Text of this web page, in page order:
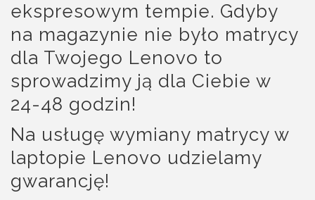
ekspresowym tempie. Gdyby
na magazynie nie było matrycy
dla Twojego Lenovo to
sprowadzimy ją dla Ciebie w
24-48 godzin!
Na usługę wymiany matrycy w
laptopie Lenovo udzielamy
gwarancję!